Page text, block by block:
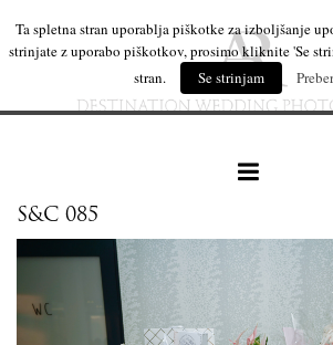
naše delo
S&C 085
Ta spletna stran uporablja piškotke za izboljšanje
strinjate z uporabo piškotkov, prosimo kliknite 'Se
stran.
Se strinjam